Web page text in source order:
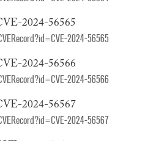
2024-56565
2024-56565
2024-56566
2024-56566
2024-56567
2024-56567